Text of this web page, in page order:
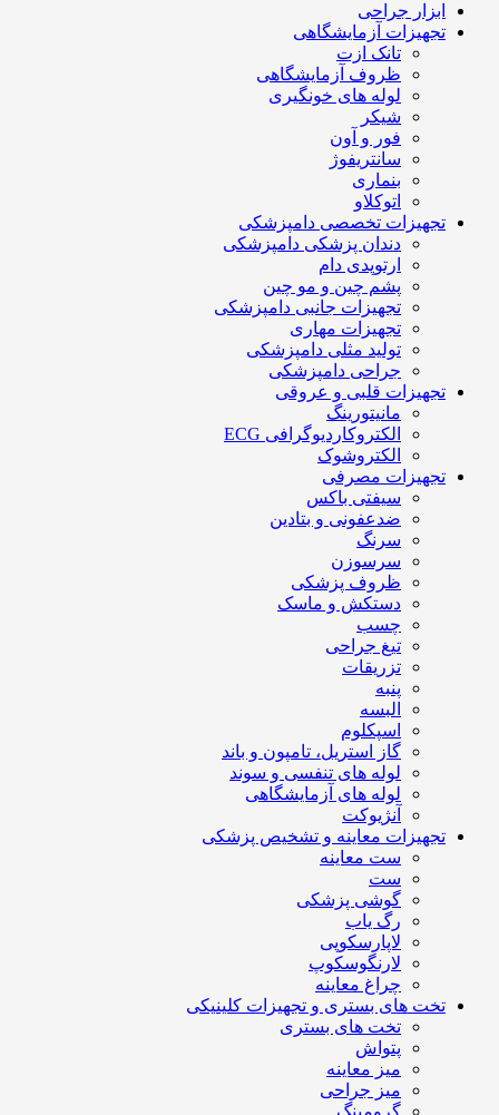
ابزار جراحی
تجهیزات آزمایشگاهی
تانک ازت
ظروف آزمایشگاهی
لوله های خونگیری
شیکر
فور و آون
سانتریفوژ
بنماری
اتوکلاو
تجهیزات تخصصی دامپزشکی
دندان پزشکی دامپزشکی
ارتوپدی دام
پشم چین و مو چین
تجهیزات جانبی دامپزشکی
تجهیزات مهاری
تولید مثلی دامپزشکی
جراحی دامپزشکی
تجهیزات قلبی و عروقی
مانیتورینگ
الکتروکاردیوگرافی ECG
الکتروشوک
تجهیزات مصرفی
سیفتی باکس
ضدعفونی و بتادین
سرنگ
سرسوزن
ظروف پزشکی
دستکش و ماسک
چسب
تیغ جراحی
تزریقات
پنبه
البسه
اسپکلوم
گاز استریل، تامپون و باند
لوله های تنفسی و سوند
لوله های آزمایشگاهی
آنژیوکت
تجهیزات معاینه و تشخیص پزشکی
ست معاینه
ست
گوشی پزشکی
رگ یاب
لاپارسکوپی
لارنگوسکوپ
چراغ معاینه
تخت های بستری و تجهیزات کلینیکی
تخت های بستری
پتواش
میز معاینه
میز جراحی
گرومینگ